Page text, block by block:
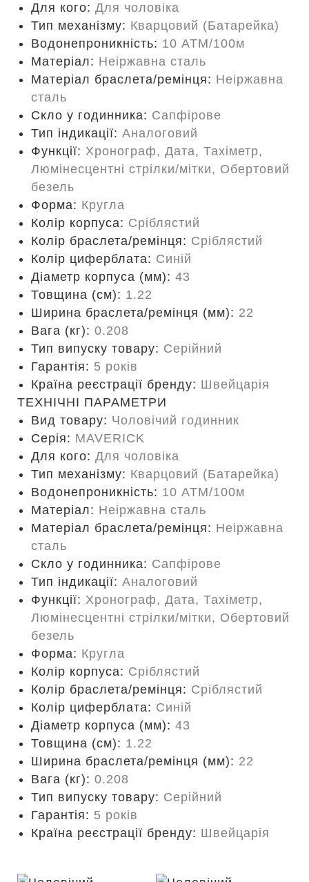
Для кого: Для чоловіка
Тип механізму: Кварцовий (Батарейка)
Водонепроникність: 10 ATM/100м
Матеріал: Неіржавна сталь
Матеріал браслета/ремінця: Неіржавна
сталь
Скло у годинника: Сапфірове
Тип індикації: Аналоговий
Функції: Хронограф, Дата, Тахіметр,
Люмінесцентні стрілки/мітки, Обертовий
безель
Форма: Кругла
Колір корпуса: Сріблястий
Колір браслета/ремінця: Сріблястий
Колір циферблата: Синій
Діаметр корпуса (мм): 43
Товщина (см): 1.22
Ширина браслета/ремінця (мм): 22
Вага (кг): 0.208
Тип випуску товару: Серійний
Гарантія: 5 років
Країна реєстрації бренду: Швейцарія
ТЕХНІЧНІ ПАРАМЕТРИ
Вид товару: Чоловічий годинник
Серія: MAVERICK
Для кого: Для чоловіка
Тип механізму: Кварцовий (Батарейка)
Водонепроникність: 10 ATM/100м
Матеріал: Неіржавна сталь
Матеріал браслета/ремінця: Неіржавна
сталь
Скло у годинника: Сапфірове
Тип індикації: Аналоговий
Функції: Хронограф, Дата, Тахіметр,
Люмінесцентні стрілки/мітки, Обертовий
безель
Форма: Кругла
Колір корпуса: Сріблястий
Колір браслета/ремінця: Сріблястий
Колір циферблата: Синій
Діаметр корпуса (мм): 43
Товщина (см): 1.22
Ширина браслета/ремінця (мм): 22
Вага (кг): 0.208
Тип випуску товару: Серійний
Гарантія: 5 років
Країна реєстрації бренду: Швейцарія